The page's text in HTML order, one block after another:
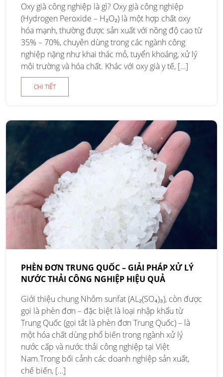
Oxy già công nghiệp là gì? Oxy già công nghiệp
(Hydrogen Peroxide – H₂O₂) là một hợp chất oxy
hóa mạnh, thường được sản xuất với nồng độ cao từ
35% – 70%, chuyên dùng trong các ngành công
nghiệp nặng như khai thác mỏ, tuyển khoáng, xử lý
môi trường và hóa chất. Khác với oxy già y tế, […]
CHI TIẾT
PHÈN ĐƠN TRUNG QUỐC – GIẢI PHÁP XỬ LÝ
NƯỚC THẢI CÔNG NGHIỆP HIỆU QUẢ
Giới thiệu chung Nhôm sunfat (AL₂(SO₄)₃), còn được
gọi là phèn đơn – đặc biệt là loại nhập khẩu từ
Trung Quốc (gọi tắt là phèn đơn Trung Quốc) – là
một hóa chất dùng phổ biến trong ngành xử lý
nước cấp và nước thải công nghiệp tại Việt
Nam.Trong bối cảnh các doanh nghiệp sản xuất,
chế biến, […]